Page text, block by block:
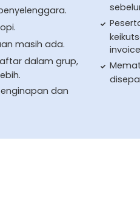
masih ada.
dalam grup,
dan